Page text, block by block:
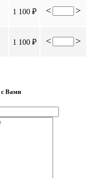
1 100 ₽ < >
1 100 ₽ < >
с Вами